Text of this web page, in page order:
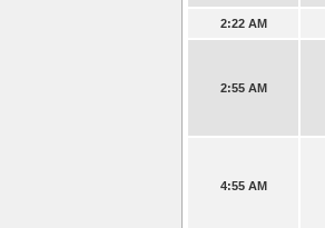
2:22 AM
2:55 AM
4:55 AM